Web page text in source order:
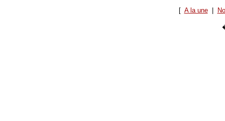
[ A la une|